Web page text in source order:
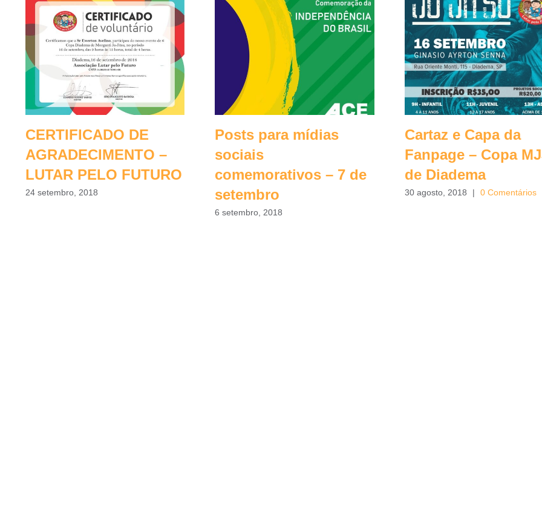
CERTIFICADO DE
AGRADECIMENTO –
LUTAR PELO FUTURO
24 setembro, 2018
Posts para mídias
sociais
comemorativos – 7 de
setembro
6 setembro, 2018
Cartaz e Capa da
Fanpage – Copa
de Diadema
30 agosto, 2018 | 0 Comentários